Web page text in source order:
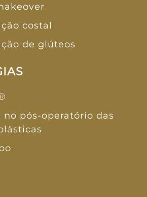
costal
de glúteos
no pós-operatório das